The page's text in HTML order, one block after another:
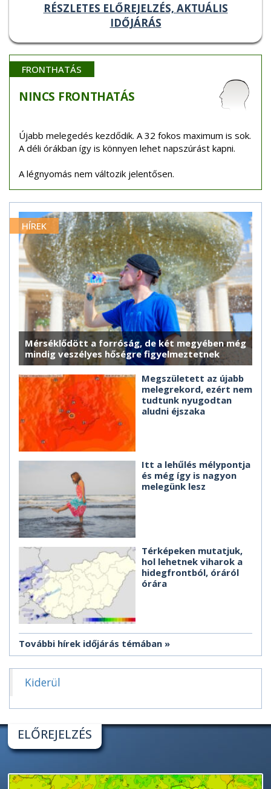
RÉSZLETES ELŐREJELZÉS, AKTUÁLIS
IDŐJÁRÁS
FRONTHATÁS
NINCS FRONTHATÁS
Újabb melegedés kezdődik. A 32 fokos maximum is sok.
A déli órákban így is könnyen lehet napszúrást kapni.
A légnyomás nem változik jelentősen.
HÍREK
Mérséklődött a forróság, de két megyében még
mindig veszélyes hőségre figyelmeztetnek
Megszületett az újabb
melegrekord, ezért nem
tudtunk nyugodtan
aludni éjszaka
Itt a lehűlés mélypontja
és még így is nagyon
melegünk lesz
Térképeken mutatjuk,
hol lehetnek viharok a
hidegfrontból, óráról
órára
További hírek időjárás témában
Kiderül
ELŐREJELZÉS